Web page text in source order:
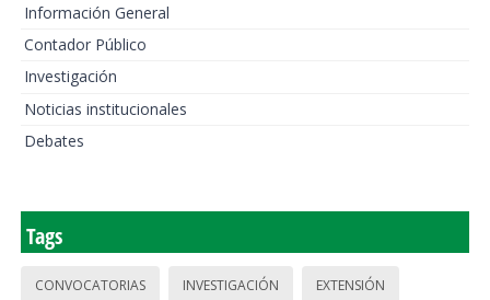
Información General
Contador Público
Investigación
Noticias institucionales
Debates
Tags
CONVOCATORIAS INVESTIGACIÓN EXTENSIÓN